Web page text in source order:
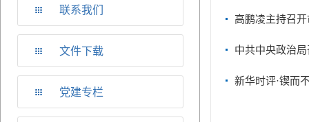
联系我们
文件下载
党建专栏
高鹏凌主持召
中共中央政治
新华时评·锲而